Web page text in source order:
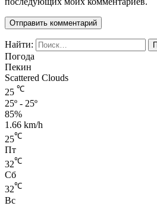
Найти:
Погода
Пекин
Scattered Clouds
25 ℃
25º - 25º
85%
1.66 km/h
25℃
Пт
32℃
Сб
32℃
Вс